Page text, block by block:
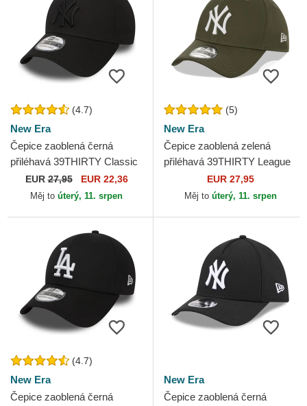
(4.7)
New Era
Čepice zaoblená černá
přiléhavá 39THIRTY Classic
New York Yankees MLB
New Era
EUR27,95 EUR 22,36
Měj to úterý, 11. srpen
(5)
New Era
Čepice zaoblená zelená
přiléhavá 39THIRTY League
Essential New York Yankees
MLB New Era
EUR 27,95
Měj to úterý, 11. srpen
(4.7)
New Era
Čepice zaoblená černá
New Era
Čepice zaoblená černá